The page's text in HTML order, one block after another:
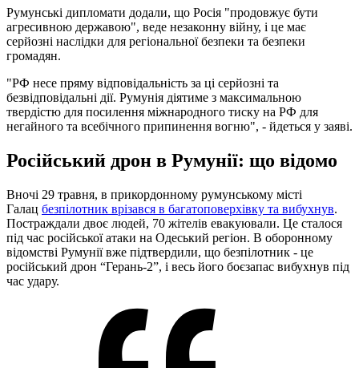
Румунські дипломати додали, що Росія "продовжує бути
агресивною державою", веде незаконну війну, і це має
серйозні наслідки для регіональної безпеки та безпеки
громадян.
"РФ несе пряму відповідальність за ці серйозні та
безвідповідальні дії. Румунія діятиме з максимальною
твердістю для посилення міжнародного тиску на РФ для
негайного та всебічного припинення вогню", - йдеться у заяві.
Російський дрон в Румунії: що відомо
Вночі 29 травня, в прикордонному румунському місті
Галац безпілотник врізався в багатоповерхівку та вибухнув.
Постраждали двоє людей, 70 жітелів евакуювали. Це сталося
під час російської атаки на Одеський регіон. В оборонному
відомстві Румунії вже підтвердили, що безпілотник - це
російський дрон “Герань-2”, і весь його боєзапас вибухнув під
час удару.